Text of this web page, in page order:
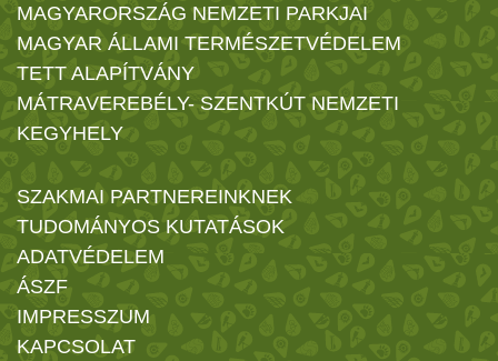
MAGYARORSZÁG NEMZETI PARKJAI
MAGYAR ÁLLAMI TERMÉSZETVÉDELEM
TETT ALAPÍTVÁNY
MÁTRAVEREBÉLY- SZENTKÚT NEMZETI
KEGYHELY
SZAKMAI PARTNEREINKNEK
TUDOMÁNYOS KUTATÁSOK
ADATVÉDELEM
ÁSZF
IMPRESSZUM
KAPCSOLAT